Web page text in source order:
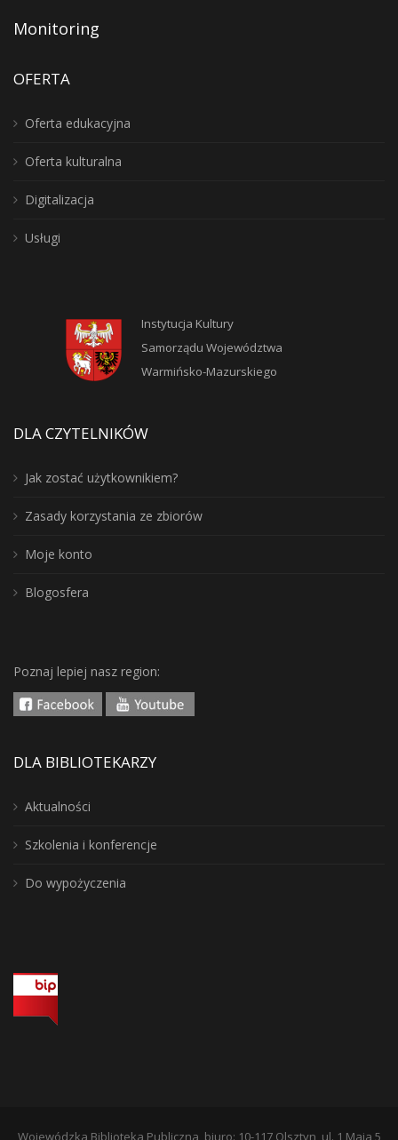
Monitoring
OFERTA
Oferta edukacyjna
Oferta kulturalna
Digitalizacja
Usługi
Instytucja Kultury
Samorządu Województwa
Warmińsko-Mazurskiego
DLA CZYTELNIKÓW
Jak zostać użytkownikiem?
Zasady korzystania ze zbiorów
Moje konto
Blogosfera
Poznaj lepiej nasz region:
DLA BIBLIOTEKARZY
Aktualności
Szkolenia i konferencje
Do wypożyczenia
Wojewódzka Biblioteka Publiczna, biuro: 10-117 Olsztyn, ul. 1 Maja 5